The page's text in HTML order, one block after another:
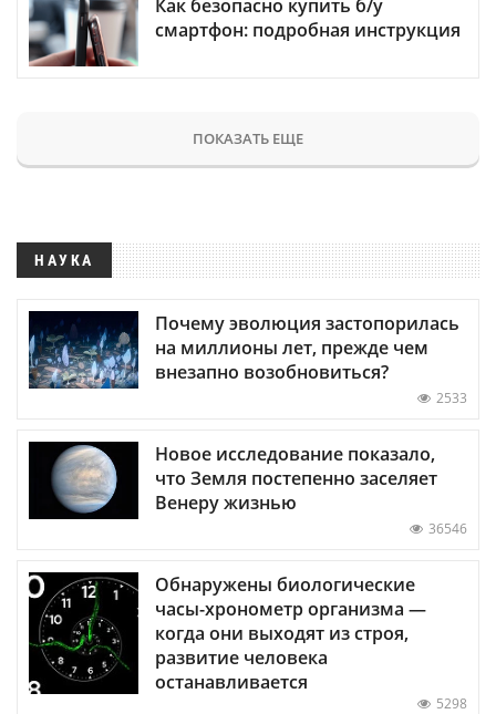
Как безопасно купить б/у
смартфон: подробная инструкция
ПОКАЗАТЬ ЕЩЕ
НАУКА
Почему эволюция застопорилась
на миллионы лет, прежде чем
внезапно возобновиться?
2533
Новое исследование показало,
что Земля постепенно заселяет
Венеру жизнью
36546
Обнаружены биологические
часы-хронометр организма —
когда они выходят из строя,
развитие человека
останавливается
5298